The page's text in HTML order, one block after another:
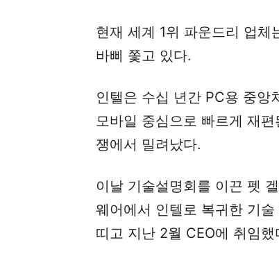
현재 세계 1위 파운드리 업
바삐 쫓고 있다.
인텔은 수십 년간 PC용 중앙
모바일 중심으로 빠르게 재
쟁에서 밀려났다.
이날 기술설명회를 이끈 펫
웨어에서 인텔로 복귀한 기
띠고 지난 2월 CEO에 취임했